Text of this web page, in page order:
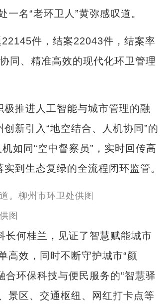
名“老环卫人”黄弥感叹道。
件，结案22043件，结案率
同、精准高效的现代化环卫管理
推进人工智能与城市管理的融
新引入“地空结合、人机协同”的
如同“空中督察员”，实时回传高
到生态复绿的全流程闭环监管。
图
何桂兰，见证了智慧赋能城市
高效，同时不断守护城市“颜
合环保科技与便民服务的“智慧驿
景区、交通枢纽、网红打卡点等